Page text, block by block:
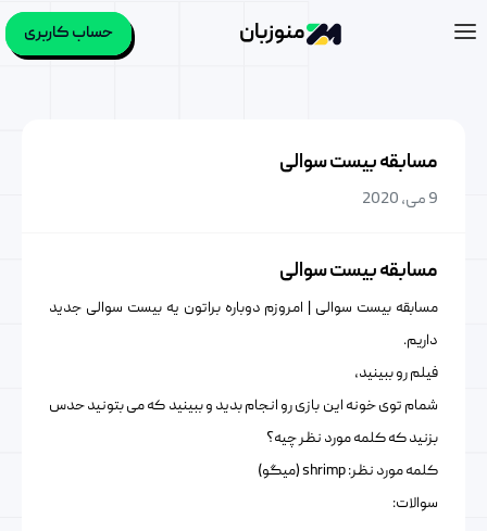
منوزبان حساب کاربری
مسابقه بیست سوالی
9 می, 2020
مسابقه بیست سوالی
مسابقه بیست سوالی | امروزم دوباره براتون یه بیست سوالی جدید
داریم.
فیلم رو ببینید،
شمام توی خونه این بازی رو انجام بدید و ببینید که می بتونید حدس
بزنید که کلمه مورد نظر چیه؟
کلمه مورد نظر: shrimp (میگو)
سوالات: